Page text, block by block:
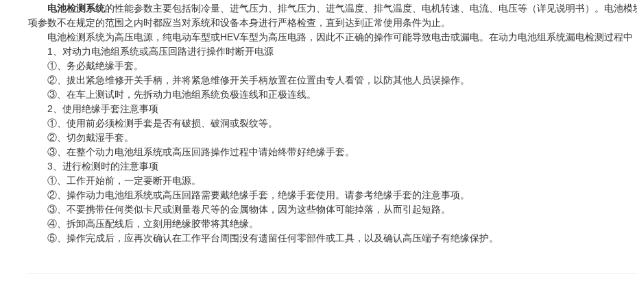
电池检测系统的性能参数主要包括制冷量、进气压力、排气压力、进气温度、排气温度、电机转速、电流、电压等（详见说明书）。电池
项参数不在规定的范围之内时都应当对系统和设备本身进行严格检查，直到达到正常使用条件为止。
电池检测系统为高压电源，纯电动车型或HEV车型为高压电路，因此不正确的操作可能导致电击或漏电。在动力电池组系统漏电检测过程中
1、对动力电池组系统或高压回路进行操作时断开电源
①、务必戴绝缘手套。
②、拔出紧急维修开关手柄，并将紧急维修开关手柄放置在位置由专人看管，以防其他人员误操作。
③、在车上测试时，先拆动力电池组系统负极连线和正极连线。
2、使用绝缘手套注意事项
①、使用前必须检测手套是否有破损、破洞或裂纹等。
②、切勿戴湿手套。
③、在整个动力电池组系统或高压回路操作过程中请始终带好绝缘手套。
3、进行检测时的注意事项
①、工作开始前，一定要断开电源。
②、操作动力电池组系统或高压回路需要戴绝缘手套，绝缘手套使用。请参考绝缘手套的注意事项。
③、不要携带任何类似卡尺或测量卷尺等的金属物体，因为这些物体可能掉落，从而引起短路。
④、拆卸高压配线后，立刻用绝缘胶带将其绝缘。
⑤、操作完成后，应再次确认在工作平台周围没有遗留任何零部件或工具，以及确认高压端子有绝缘保护。